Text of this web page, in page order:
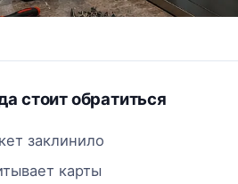
стоит обратиться
заклинило
карты